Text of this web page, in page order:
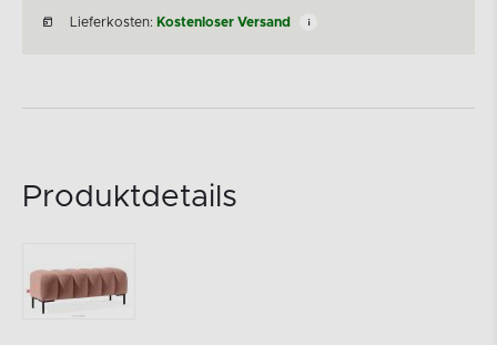
Lieferkosten: Kostenloser Versand
Produktdetails